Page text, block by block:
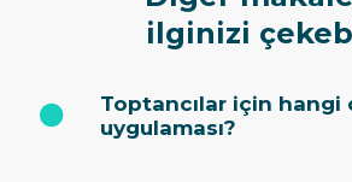
ilginizi
Toptancılar için hangi
uygulaması?